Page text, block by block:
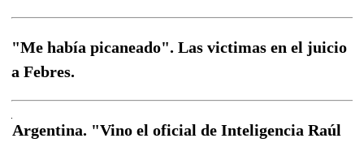
"Me había picaneado". Las victimas en el juicio
a Febres.
Argentina. "Vino el oficial de Inteligencia Raúl